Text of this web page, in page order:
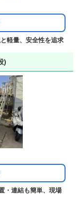
軽量、安全性を追求
)
・連結も簡単、現場